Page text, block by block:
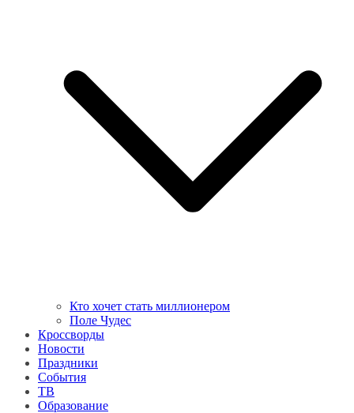
Кто хочет стать миллионером
Поле Чудес
Кроссворды
Новости
Праздники
События
ТВ
Образование